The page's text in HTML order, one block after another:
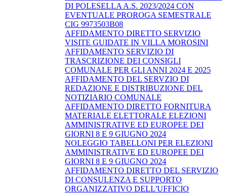
DI POLESELLA A.S. 2023/2024 CON
EVENTUALE PROROGA SEMESTRALE
CIG 9973503B08
AFFIDAMENTO DIRETTO SERVIZIO
VISITE GUIDATE IN VILLA MOROSINI
AFFIDAMENTO SERVIZIO DI
TRASCRIZIONE DEI CONSIGLI
COMUNALE PER GLI ANNI 2024 E 2025
AFFIDAMENTO DEL SERVZIO DI
REDAZIONE E DISTRIBUZIONE DEL
NOTIZIARIO COMUNALE
AFFIDAMENTO DIRETTO FORNITURA
MATERIALE ELETTORALE ELEZIONI
AMMINISTRATIVE ED EUROPEE DEI
GIORNI 8 E 9 GIUGNO 2024
NOLEGGIO TABELLONI PER ELEZIONI
AMMINISTRATIVE ED EUROPEE DEI
GIORNI 8 E 9 GIUGNO 2024
AFFIDAMENTO DIRETTO DEL SERVIZIO
DI CONSULENZA E SUPPORTO
ORGANIZZATIVO DELL'UFFICIO